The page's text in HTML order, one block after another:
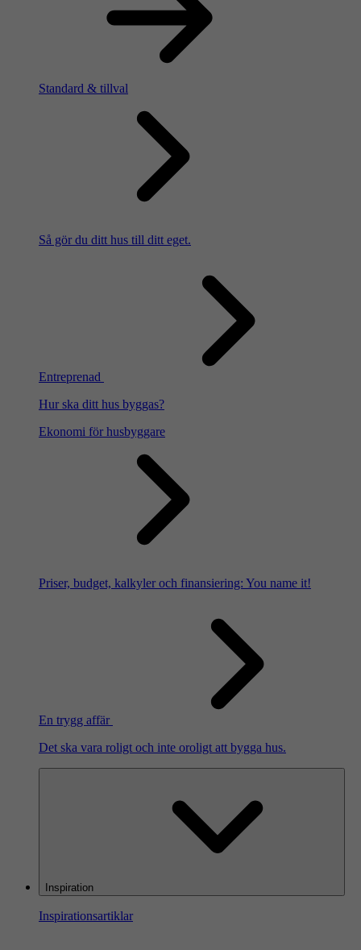
Standard & tillval
Så gör du ditt hus till ditt eget.
Entreprenad
Hur ska ditt hus byggas?
Ekonomi för husbyggare
Priser, budget, kalkyler och finansiering: You name it!
En trygg affär
Det ska vara roligt och inte oroligt att bygga hus.
Inspiration
Inspirationsartiklar